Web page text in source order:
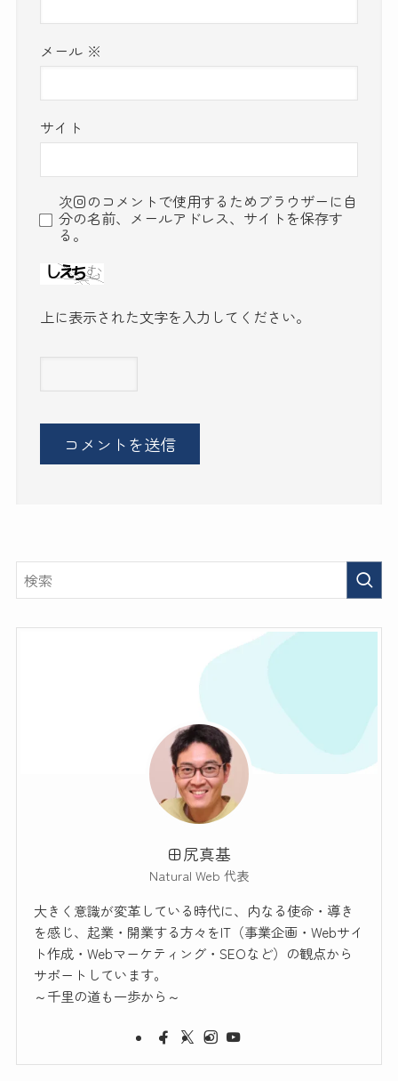
メール ※
サイト
次回のコメントで使用するためブラウザーに自
分の名前、メールアドレス、サイトを保存す
る。
上に表示された文字を入力してください。
田尻真基
Natural Web 代表
大きく意識が変革している時代に、内なる使命・導き
を感じ、起業・開業する方々をIT（事業企画・Webサイ
ト作成・Webマーケティング・SEOなど）の観点から
サポートしています。
～千里の道も一歩から～